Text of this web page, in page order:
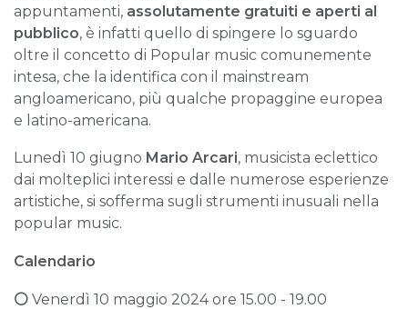
appuntamenti, assolutamente gratuiti e aperti al
pubblico, è infatti quello di spingere lo sguardo
oltre il concetto di Popular music comunemente
intesa, che la identifica con il mainstream
angloamericano, più qualche propaggine europea
e latino-americana.
Lunedì 10 giugno Mario Arcari, musicista eclettico
dai molteplici interessi e dalle numerose esperienze
artistiche, si sofferma sugli strumenti inusuali nella
popular music.
Calendario
⚪ Venerdì 10 maggio 2024 ore 15.00 - 19.00